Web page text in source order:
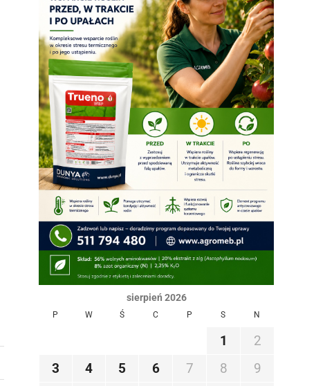
sierpień 2026
P W Ś C P S N
1
2
3
4 5 6 7 8
9